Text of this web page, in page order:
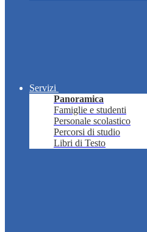
Servizi
Panoramica
Famiglie e studenti
Personale scolastico
Percorsi di studio
Libri di Testo